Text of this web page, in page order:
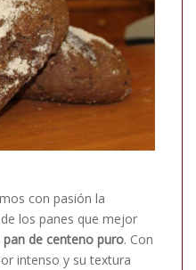
con pasión la
los panes que mejor
pan de centeno puro. Con
intenso y su textura